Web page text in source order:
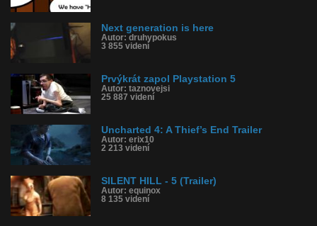
Next generation is here
Autor: druhypokus
3 855 videní
Prvýkrát zapol Playstation 5
Autor: taznovejsi
25 887 videní
Uncharted 4: A Thief’s End Trailer
Autor: erix10
2 213 videní
SILENT HILL - 5 (Trailer)
Autor: equinox
8 135 videní